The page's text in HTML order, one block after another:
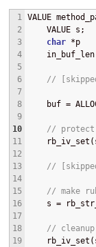
1
2
3
4
5
6
7
8
9
10
11
12
13
14
15
16
17
18
19
VALUE
    VALUE s;
char *p
//
buf =
// protect
//
// make
s =
// cleanup